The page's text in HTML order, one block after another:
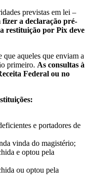
previstas em lei –
fizer a declaração pré-
restituição por Pix deve
que aqueles que enviam a
primeiro. As consultas à
Federal ou no
e portadores de
vinda do magistério;
e optou pela
ou optou pela